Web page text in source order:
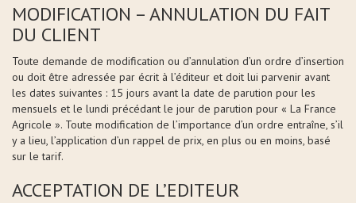
MODIFICATION – ANNULATION DU FAIT
DU CLIENT
Toute demande de modification ou d’annulation d’un ordre d’insertion
ou doit être adressée par écrit à l’éditeur et doit lui parvenir avant
les dates suivantes : 15 jours avant la date de parution pour les
mensuels et le lundi précédant le jour de parution pour « La France
Agricole ». Toute modification de l’importance d’un ordre entraîne, s’il
y a lieu, l’application d’un rappel de prix, en plus ou en moins, basé
sur le tarif.
ACCEPTATION DE L’EDITEUR